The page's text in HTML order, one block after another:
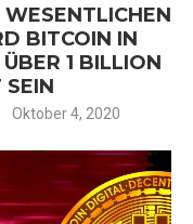
BITCOIN IN
1 BILLION
Oktober 4, 2020